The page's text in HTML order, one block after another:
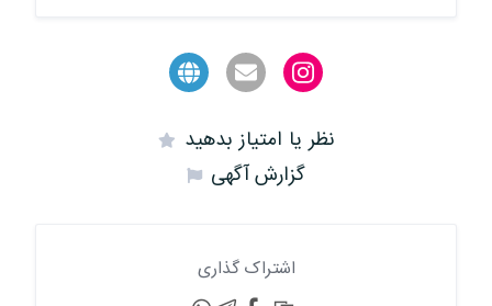
نظر یا امتیاز بدهید
گزارش آگهی
اشتراک گذاری